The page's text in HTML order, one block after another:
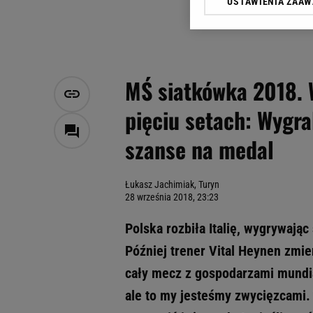
MŚ siatkówka 2018.
pięciu setach:
szanse na medal
Łukasz Jachimiak, Turyn
28 września 2018, 23:23
Polska rozbiła Italię,
Później trener Vital Heynen
cały mecz z gospodarzami
ale to my jesteśmy
Klikając „Akceptuję”
Zaufanych Partnerów i
My, nasi Zaufani
Użycie dokładnych
Przechowywanie
badnie odbiorców i